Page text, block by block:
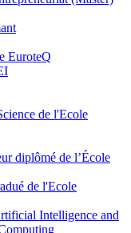
EuroteQ
de l'Ecole
diplômé de l’École
de l'Ecole
Intelligence and